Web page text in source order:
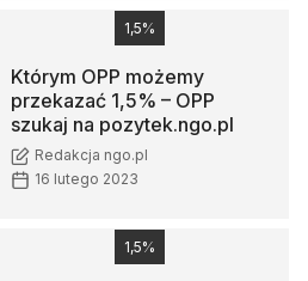
Którym OPP możemy
przekazać 1,5% – OPP
szukaj na pozytek.ngo.pl
Redakcja ngo.pl
16 lutego 2023
1,5%
1,5%